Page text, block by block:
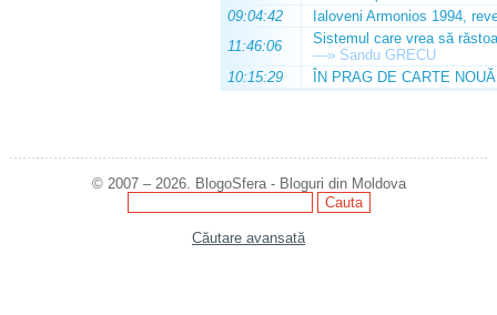
09:04:42
Ialoveni Armonios 1994,
11:46:06
Sistemul care vrea să
—» Sandu GRECU
10:15:29
ÎN PRAG DE CARTE NOUĂ
© 2007 – 2026. BlogoSfera - Bloguri din Moldova
Căutare avansată